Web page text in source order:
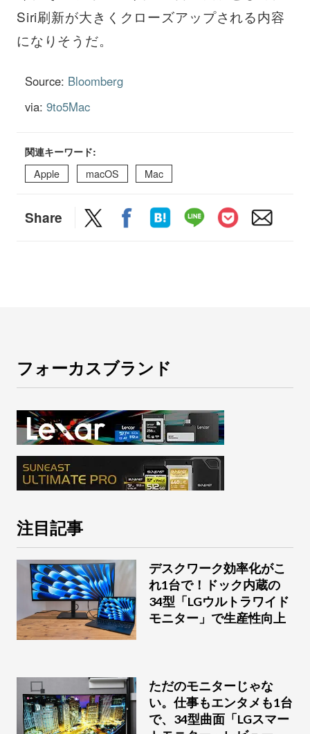
Siri刷新が大きくクローズアップされる内容
になりそうだ。
Source: Bloomberg
via: 9to5Mac
関連キーワード:
Apple
macOS Mac
Share
フォーカスブランド
注目記事
デスクワーク効率化がこ
れ1台で！ドック内蔵の
34型「LGウルトラワイド
モニター」で生産性向上
ただのモニターじゃな
い。仕事もエンタメも1台
で、34型曲面「LGスマー